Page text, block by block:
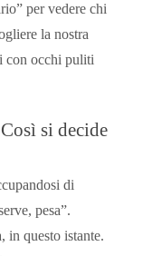
per vedere chi
la nostra
con occhi puliti
si decide
di
pesa”.
in questo istante.